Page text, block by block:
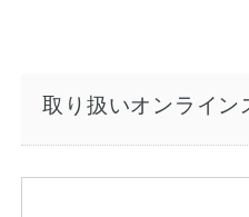
取り扱いオンライン